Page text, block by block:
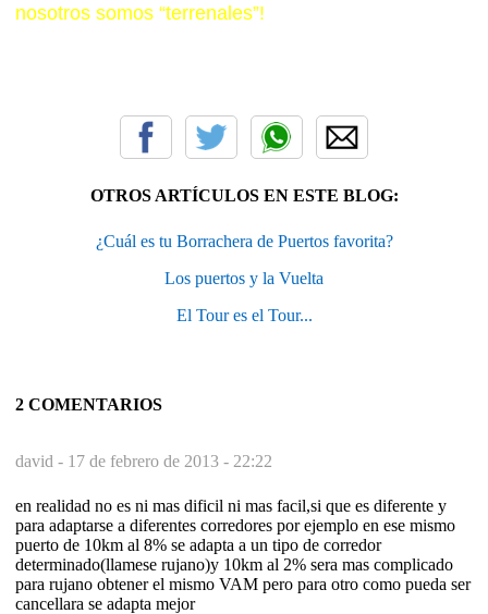
nosotros somos “terrenales”!
OTROS ARTÍCULOS EN ESTE BLOG:
¿Cuál es tu Borrachera de Puertos favorita?
Los puertos y la Vuelta
El Tour es el Tour...
2 COMENTARIOS
david - 17 de febrero de 2013 - 22:22
en realidad no es ni mas dificil ni mas facil,si que es diferente y
para adaptarse a diferentes corredores por ejemplo en ese mismo
puerto de 10km al 8% se adapta a un tipo de corredor
determinado(llamese rujano)y 10km al 2% sera mas complicado
para rujano obtener el mismo VAM pero para otro como pueda ser
cancellara se adapta mejor